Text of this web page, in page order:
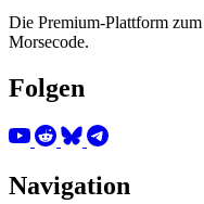
Die Premium-Plattform
Morsecode.
Folgen
Navigation